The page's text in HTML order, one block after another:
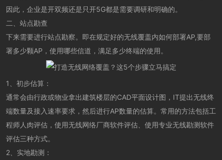
因此，企业是开双频还是只开5G都是需要调研和明确的。
二、站点勘查
下来需要进行站点勘察。即在规定好的无线覆盖内如何部署AP,要部
署多少颗AP，使用哪些信道，满足多少终端的使用。
1、初步估算：
通常会由行政或物业拿出建筑楼层的CAD平面设计图，IT提出无线终
端数量及接入速率要求，然后进行AP数量的估算。常用的方法包括工
程师人肉评估，使用无线网络厂商软件评估、使用专业无线勘测软件
评估三种方式。
2、实地勘测：